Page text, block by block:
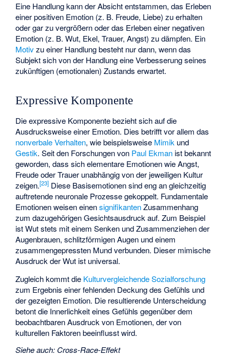
Eine Handlung kann der Absicht entstammen, das Erleben
einer positiven Emotion (z. B. Freude, Liebe) zu erhalten
oder gar zu vergrößern oder das Erleben einer negativen
Emotion (z. B. Wut, Ekel, Trauer, Angst) zu dämpfen. Ein
Motivzu einer Handlung besteht nur dann, wenn das
Subjekt sich von der Handlung eine Verbesserung seines
zukünftigen (emotionalen) Zustands erwartet.
Expressive Komponente
Die expressive Komponente bezieht sich auf die
Ausdrucksweise einer Emotion. Dies betrifft vor allem das
nonverbale Verhalten, wie beispielsweise Mimik und
Gestik. Seit den Forschungen von Paul Ekman ist bekannt
geworden, dass sich elementare Emotionen wie Angst,
Freude oder Trauer unabhängig von der jeweiligen Kultur
zeigen.[23] Diese Basisemotionen sind eng an gleichzeitig
auftretende neuronale Prozesse gekoppelt. Fundamentale
Emotionen weisen einensignifikantenZusammenhang
zum dazugehörigen Gesichtsausdruck auf. Zum Beispiel
ist Wut stets mit einem Senken und Zusammenziehen der
Augenbrauen, schlitzförmigen Augen und einem
zusammengepressten Mund verbunden. Dieser mimische
Ausdruck der Wut ist universal.
Zugleich kommt die Kulturvergleichende Sozialforschung
zum Ergebnis einer fehlenden Deckung des Gefühls und
der gezeigten Emotion. Die resultierende Unterscheidung
betont die Innerlichkeit eines Gefühls gegenüber dem
beobachtbaren Ausdruck von Emotionen, der von
kulturellen Faktoren beeinflusst wird.
Siehe auch: Cross-Race-Effekt